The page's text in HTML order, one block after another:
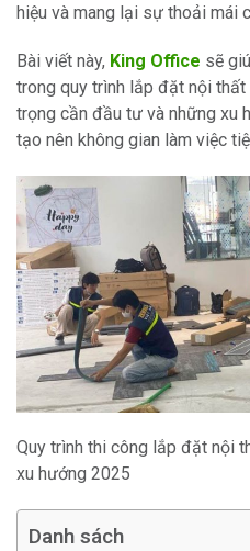
hiệu và mang lại sự thoải mái
Bài viết này, King Office sẽ
trong quy trình lắp đặt nội thất
trọng cần đầu tư và những xu
tạo nên không gian làm việc
Quy trình thi công lắp đặt nội
xu hướng 2025
Danh sách